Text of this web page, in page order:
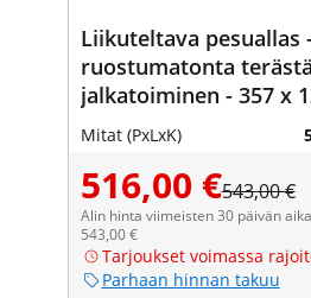
Liikuteltava pesuallas
ruostumatonta
jalkatoiminen - 357 x
Royal Catering
Mitat (PxLxK)
516,00 €543,00 €
Alin hinta viimeisten 30 päivän
543,00 €
Tarjoukset voimassa
Parhaan hinnan takuu